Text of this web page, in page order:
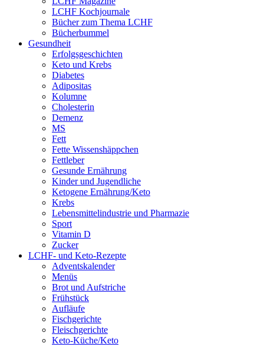
LCHF Kochjournale
Bücher zum Thema LCHF
Bücherbummel
Gesundheit
Erfolgsgeschichten
Keto und Krebs
Diabetes
Adipositas
Kolumne
Cholesterin
Demenz
MS
Fett
Fette Wissenshäppchen
Fettleber
Gesunde Ernährung
Kinder und Jugendliche
Ketogene Ernährung/Keto
Krebs
Lebensmittelindustrie und Pharmazie
Sport
Vitamin D
Zucker
LCHF- und Keto-Rezepte
Adventskalender
Menüs
Brot und Aufstriche
Frühstück
Aufläufe
Fischgerichte
Fleischgerichte
Keto-Küche/Keto